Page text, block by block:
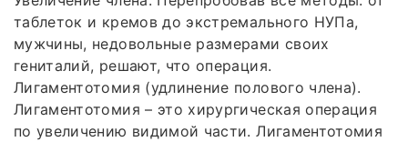
таблеток и кремов до экстремального НУПа,
мужчины, недовольные размерами своих
гениталий, решают, что операция.
Лигаментотомия (удлинение полового члена).
Лигаментотомия – это хирургическая операция
по увеличению видимой части. Лигаментотомия